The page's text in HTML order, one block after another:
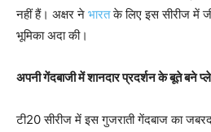
नहीं हैं। अक्षर ने भारतके लिए इस सीरीज में
भूमिका अदा की।
अपनी गेंदबाजी में शानदार प्रदर्शन के बूते बने
टी20 सीरीज में इस गुजराती गेंदबाज का